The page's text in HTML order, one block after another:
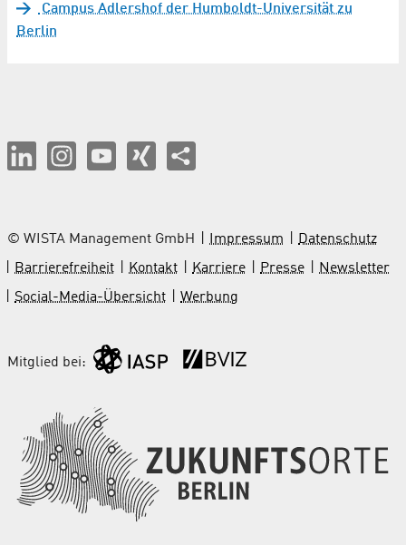
Campus Adlershof der Humboldt-Universität zu
Berlin
© WISTA Management GmbH Impressum
Datenschutz
Barrierefreiheit
Kontakt Karriere Presse
Newsletter
Social-Media-Übersicht
Werbung
Mitglied bei: